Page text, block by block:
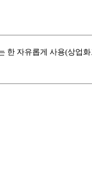
한 자유롭게 사용(상업